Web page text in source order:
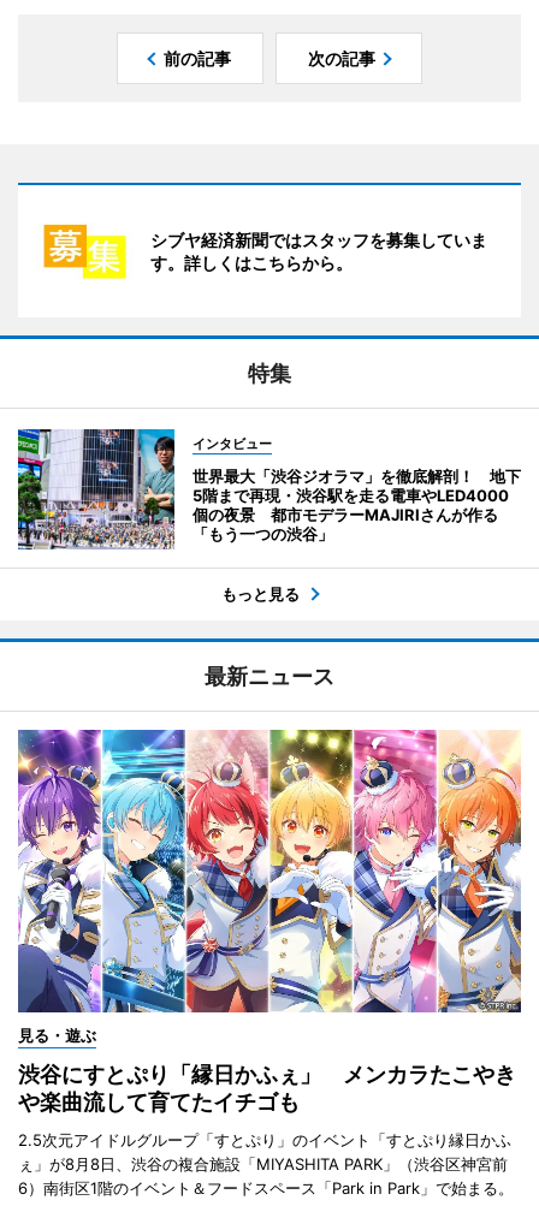
前の記事 次の記事
シブヤ経済新聞ではスタッフを募集していま
す。詳しくはこちらから。
特集
インタビュー
世界最大「渋谷ジオラマ」を徹底解剖！ 地下
5階まで再現・渋谷駅を走る電車やLED4000
個の夜景 都市モデラーMAJIRIさんが作る
「もう一つの渋谷」
もっと見る
最新ニュース
見る・遊ぶ
渋谷にすとぷり「縁日かふぇ」 メンカラたこやき
や楽曲流して育てたイチゴも
2.5次元アイドルグループ「すとぷり」のイベント「すとぷり縁日かふ
ぇ」が8月8日、渋谷の複合施設「MIYASHITA PARK」（渋谷区神宮前
6）南街区1階のイベント＆フードスペース「Park in Park」で始まる。